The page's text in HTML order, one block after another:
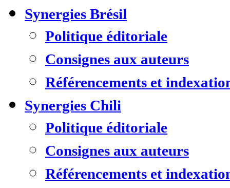
Synergies Brésil
Politique éditoriale
Consignes aux auteurs
Référencements et
Synergies Chili
Politique éditoriale
Consignes aux auteurs
Référencements et